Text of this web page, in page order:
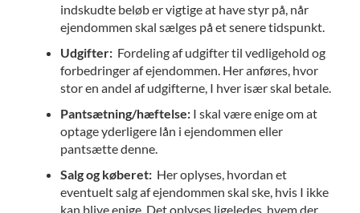
indskudte beløb er vigtige at have styr på, når
ejendommen skal sælges på et senere tidspunkt.
Udgifter: Fordeling af udgifter til vedligehold og
forbedringer af ejendommen. Her anføres, hvor
stor en andel af udgifterne, I hver især skal betale.
Pantsætning/hæftelse: I skal være enige om at
optage yderligere lån i ejendommen eller
pantsætte denne.
Salg og køberet: Her oplyses, hvordan et
eventuelt salg af ejendommen skal ske, hvis I ikke
kan blive enige. Det oplyses ligeledes, hvem der